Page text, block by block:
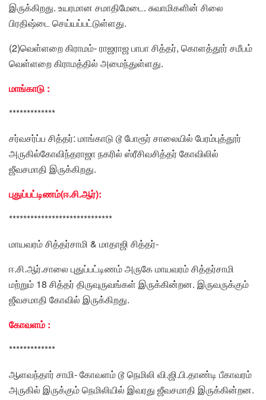
இருக்கிறது. உயரமான சமாதிமேடை. சுவாமிகளின் சிலை
பிரதிஷ்டை செய்யப்பட்டுள்ளது.
(2)வெள்ளறை கிராமம்- ராஜராஜ பாபா சித்தர், கொளத்தூர் சமீபம்
வெள்ளறை கிராமத்தில் அமைந்துள்ளது.
மாங்காடு :
*************
சர்வசர்ப்ப சித்தர்: மாங்காடு டூ போரூர் சாலையில் பேரம்புத்தூர்
அருகில்கோவிந்தராஜா நகரில் ஸ்ரீசிவசித்தர் கோவிலில்
ஜீவசமாதி இருக்கிறது.
புதுப்பட்டிணம்(ஈ.சி.ஆர்):
*****************************
மாயவரம் சித்தர்சாமி & மாதாஜி சித்தர்-
ஈ.சி.ஆர்.சாலை புதுப்பட்டிணம் அருகே மாயவரம் சித்தர்சாமி
மற்றும் 18 சித்தர் திருவுருவங்கள் இருக்கின்றன. இருவருக்கும்
ஜீவசமாதி கோவில் இருக்கிறது.
கோவளம் :
*************
ஆளவந்தார் சாமி- கோவளம் டூ நெமிலி வி.ஜி.பி.தாண்டி பீகாவரம்
அருகில் இருக்கும் நெமிலியில் இவரது ஜீவசமாதி இருக்கின்றன.